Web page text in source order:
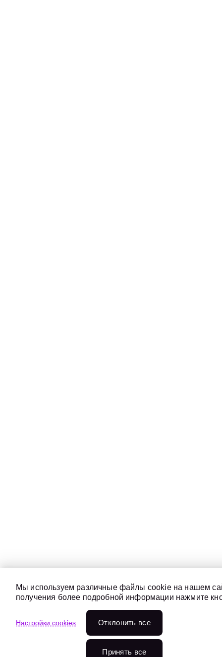
Мы используем различные файлы cookie на нашем
получения более подробной информации нажмите
Настройки cookies Отклонить всe
Принять все